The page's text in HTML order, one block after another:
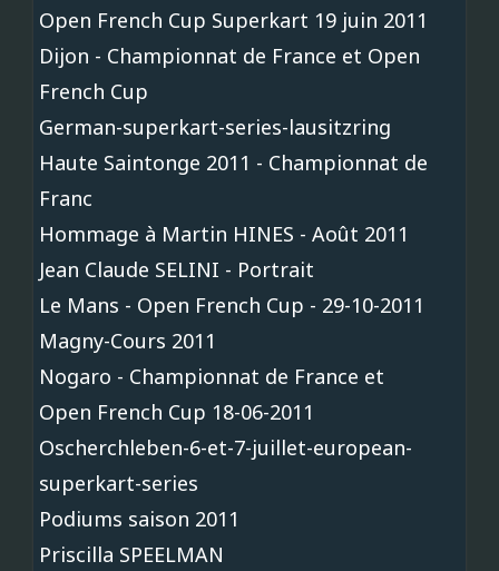
Open French Cup Superkart 19 juin 2011
Dijon - Championnat de France et Open
French Cup
German-superkart-series-lausitzring
Haute Saintonge 2011 - Championnat de
Franc
Hommage à Martin HINES - Août 2011
Jean Claude SELINI - Portrait
Le Mans - Open French Cup - 29-10-2011
Magny-Cours 2011
Nogaro - Championnat de France et
Open French Cup 18-06-2011
Oscherchleben-6-et-7-juillet-european-
superkart-series
Podiums saison 2011
Priscilla SPEELMAN